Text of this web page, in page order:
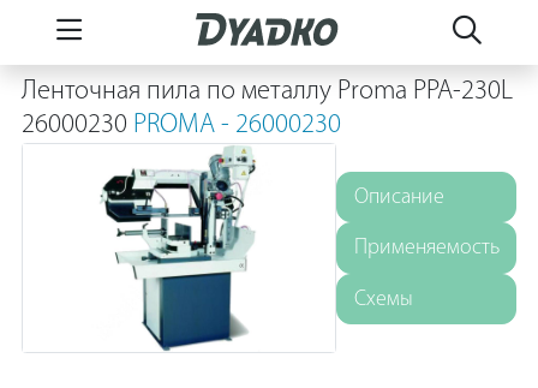
Ленточная пила по металлу Proma PPA-230L
26000230 PROMA - 26000230
Описание
Применяемость
Схемы